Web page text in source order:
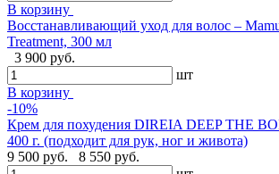
В корзину
Восстанавливающий уход для волос –
Treatment, 300 мл
3 900 руб.
шт
В корзину
-10%
Крем для похудения DIREIA DEEP THE
400 г. (подходит для рук, ног и живота)
9 500 руб.
8 550 руб.